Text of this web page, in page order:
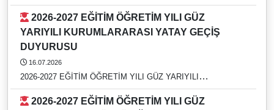
YERLEŞTİRME PUANI (EK MADDE-1) İLE YATAY GEÇİŞ
DUYURUSU
YARIYILI KURUMLARARASI YATAY GEÇİŞ
DUYURUSU
16.07.2026
2026-2027 EĞİTİM ÖĞRETİM YILI GÜZ YARIYILI
KURUMLARARASI YATAY GEÇİŞ DUYURUSU